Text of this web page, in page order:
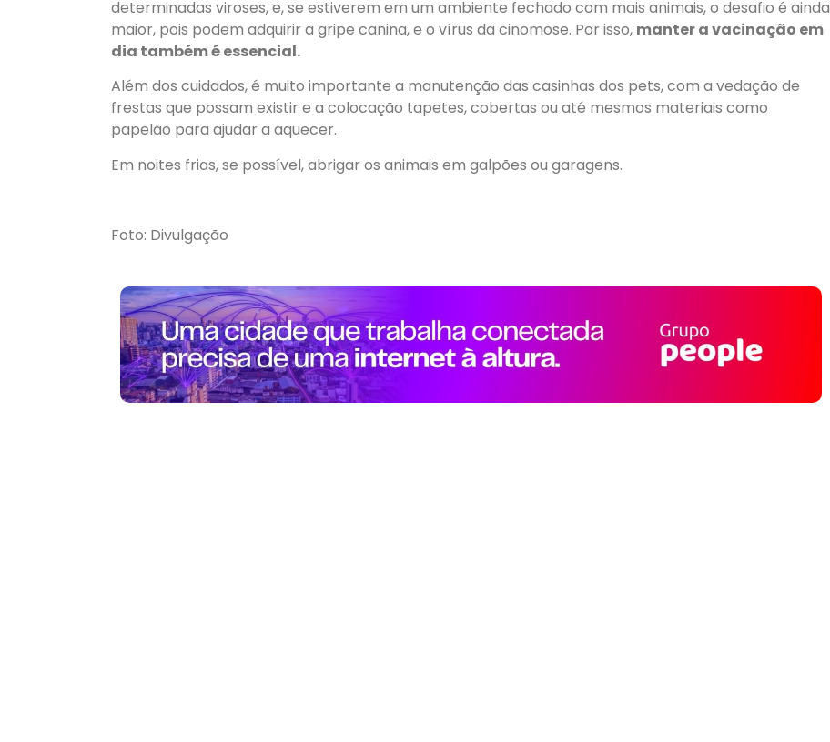
determinadas viroses, e, se estiverem em um ambiente fechado com mais animais, o desafio é ainda
maior, pois podem adquirir a gripe canina, e o vírus da cinomose. Por isso, manter a vacinação em
dia também é essencial.
Além dos cuidados, é muito importante a manutenção das casinhas dos pets, com a vedação de
frestas que possam existir e a colocação tapetes, cobertas ou até mesmos materiais como
papelão para ajudar a aquecer.
Em noites frias, se possível, abrigar os animais em galpões ou garagens.
Foto: Divulgação